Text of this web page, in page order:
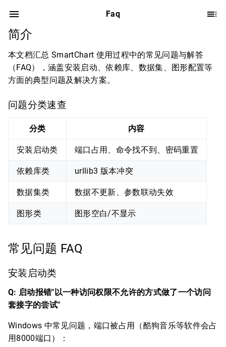
Faq
简介
本文档汇总 SmartChart 使用过程中的常见问题与解答
（FAQ），涵盖安装启动、依赖库、数据集、图形配置等
方面的典型问题及解决方案。
问题分类速查
分类 内容
安装启动类 端口占用、命令找不到、密码重置
依赖库类 urllib3 版本冲突
数据集类 数据不更新、参数联动失效
图形类 图形空白/不显示
常见问题 FAQ
安装启动类
Q: 启动报错"以一种访问权限不允许的方式做了一个访问
套接字的尝试"
Windows 中常见问题，端口被占用（酷狗音乐等软件会占
用8000端口）：